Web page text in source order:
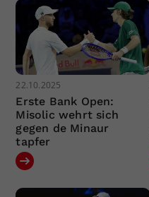
22.10.2025
Erste Bank Open:
Misolic wehrt sich
gegen de Minaur
tapfer